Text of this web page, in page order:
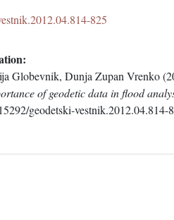
825
Globevnik, Dunja Zupan Vrenko
of geodetic data in flood
geodetski-vestnik.2012.04.814-